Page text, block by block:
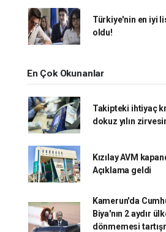
Türkiye'nin en iyi
oldu!
En Çok Okunanlar
Takipteki ihtiyaç
dokuz yılın
Kızılay AVM
Açıklama geldi
Kamerun'da
Biya'nın 2 aydır
dönmemesi